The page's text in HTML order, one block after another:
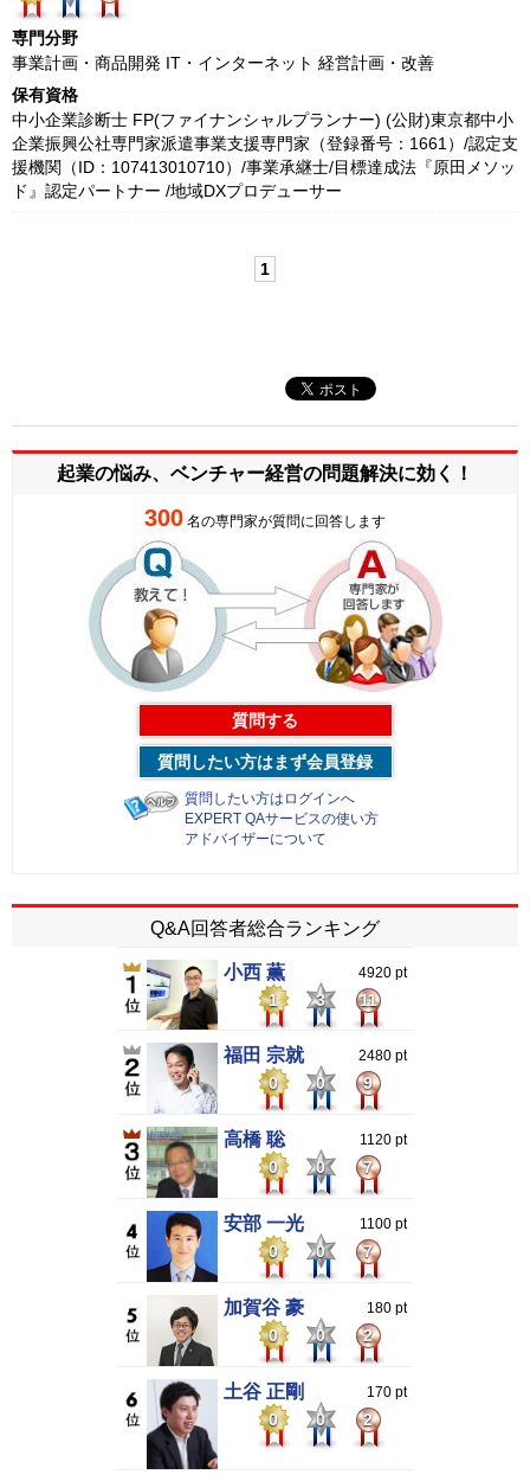
専門分野
事業計画・商品開発 IT・インターネット 経営計画・改善
保有資格
中小企業診断士 FP(ファイナンシャルプランナー) (公財)東京都中小
企業振興公社専門家派遣事業支援専門家（登録番号：1661）/認定支
援機関（ID：107413010710）/事業承継士/目標達成法『原田メソッ
ド』認定パートナー /地域DXプロデューサー
1
起業の悩み、ベンチャー経営の問題解決に効く！
300 名の専門家が質問に回答します
質問する
質問したい方はまず会員登録
質問したい方はログインへ
EXPERT QAサービスの使い方
アドバイザーについて
Q&A回答者総合ランキング
小西 薫 4920 pt
1 3 11
福田 宗就 2480 pt
0 0 9
高橋 聡 1120 pt
0 0 7
安部 一光 1100 pt
0 0 7
加賀谷 豪 180 pt
0 0 2
土谷 正剛 170 pt
0 0 2